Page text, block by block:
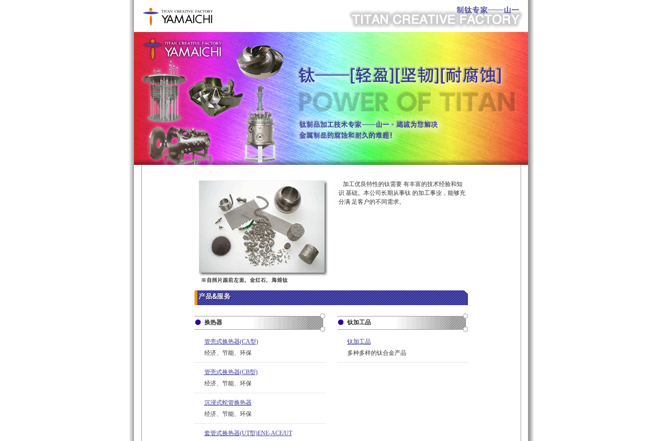
加工优良特性的钛需要 有丰富的技术经验和知
识 基础。本公司长期从事钛 的加工事业，能够充
分满 足客户的不同需求。
换热器
管壳式换热器(CA型)
经济、节能、环保
管壳式换热器(CB型)
经济、节能、环保
沉浸式蛇管换热器
经济、节能、环保
套管式换热器(UT型)ENE‐ACE/UT
钛加工品
钛加工品
多种多样的钛合金产品